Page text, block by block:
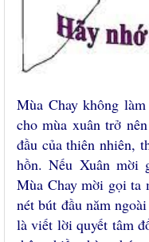
Mùa Chay không
cho mùa xuân trở
đầu của thiên nhiên,
hồn. Nếu Xuân
Mùa Chay mời gọi ta
nét bút đầu năm
là viết lời quyết tâm